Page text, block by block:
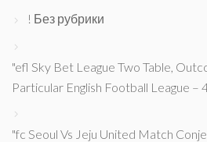
! Без рубрики
"efl Sky Bet League Two Table,
Particular English Football League –
"fc Seoul Vs Jeju United Match